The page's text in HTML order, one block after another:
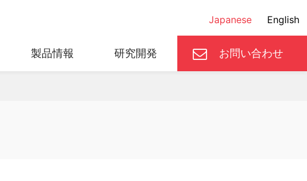
Japanese English
製品情報 研究開発 お問い合わせ